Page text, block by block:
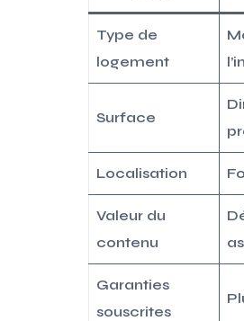
Type de
logement
Surface
Localisation
Valeur du
contenu
Garanties
souscrites